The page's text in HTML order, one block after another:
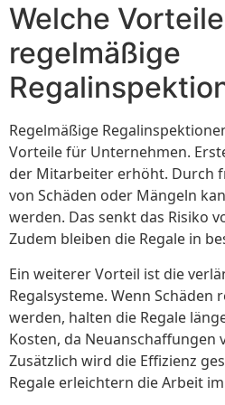
Welche
regelmäßige
Regelmäßige
Vorteile für Unternehmen.
der Mitarbeiter erhöht. Durch
von Schäden oder Mängeln
werden. Das senkt das Risiko
Zudem bleiben die Regale in
Ein weiterer Vorteil ist die
Regalsysteme. Wenn
werden, halten die Regale
Kosten, da Neuanschaffungen
Zusätzlich wird die Effizienz
Regale erleichtern die Arbeit im